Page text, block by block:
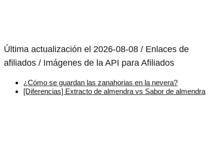
Última actualización el 2026-08-08 / Enlaces de
afiliados / Imágenes de la API para Afiliados
¿Cómo se guardan las zanahorias en la nevera?
[Diferencias] Extracto de almendra vs Sabor de almendra